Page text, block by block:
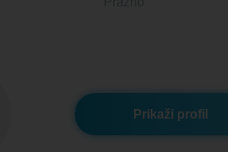
Prikaži profil